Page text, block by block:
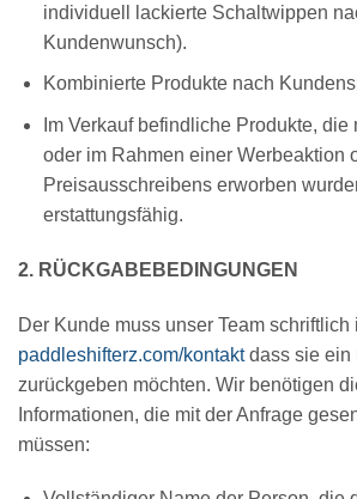
individuell lackierte Schaltwippen
Kundenwunsch).
Kombinierte Produkte nach
Im Verkauf befindliche Produkte, die
oder im Rahmen einer Werbeaktion
Preisausschreibens erworben
erstattungsfähig.
2. RÜCKGABEBEDINGUNGEN
Der Kunde muss unser Team
paddleshifterz.com/kontaktdass sie ein
zurückgeben möchten. Wir benötigen
Informationen, die mit der Anfrage
müssen: